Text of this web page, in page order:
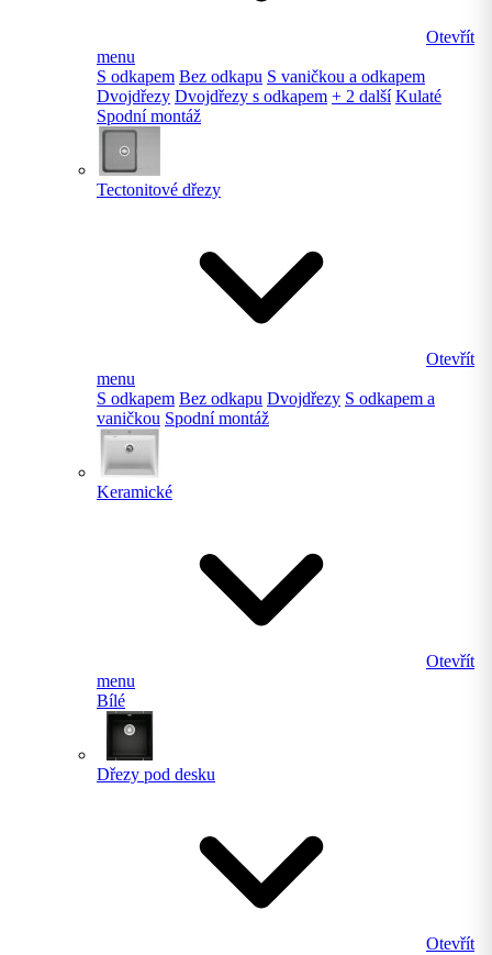
Otevřít
menu
S odkapem Bez odkapu S vaničkou a odkapem
Dvojdřezy Dvojdřezy s odkapem + 2 další Kulaté
Spodní montáž
Tectonitové dřezy
Otevřít
menu
S odkapem Bez odkapu Dvojdřezy S odkapem a
vaničkou Spodní montáž
Keramické
Otevřít
menu
Bílé
Dřezy pod desku
Otevřít